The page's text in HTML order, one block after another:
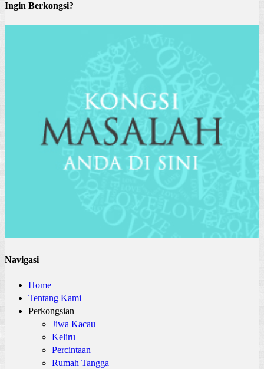
Ingin Berkongsi?
Navigasi
Home
Tentang Kami
Perkongsian
Jiwa Kacau
Keliru
Percintaan
Rumah Tangga